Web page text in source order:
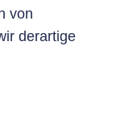
von
derartige